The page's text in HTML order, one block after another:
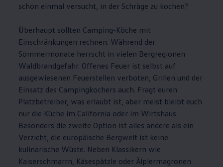
schon einmal versucht, in der Schräge zu kochen?
Überhaupt sollten Camping-Köche mit
Einschränkungen rechnen. Während der
Sommermonate herrscht in vielen Bergregionen
Waldbrandgefahr. Offenes Feuer ist selbst auf
ausgewiesenen Feuerstellen verboten, Grillen und der
Einsatz des Campingkochers auch. Fragt euren
Platzbetreiber, was erlaubt ist, aber meist bleibt euch
nur die Küche im California oder im Wirtshaus.
Besonders die zweite Option ist alles andere als ein
Verzicht, die europäische Bergwelt ist keine
kulinarische Wüste. Neben Klassikern wie
Kaiserschmarrn, Käsespätzle oder Älplermagronen